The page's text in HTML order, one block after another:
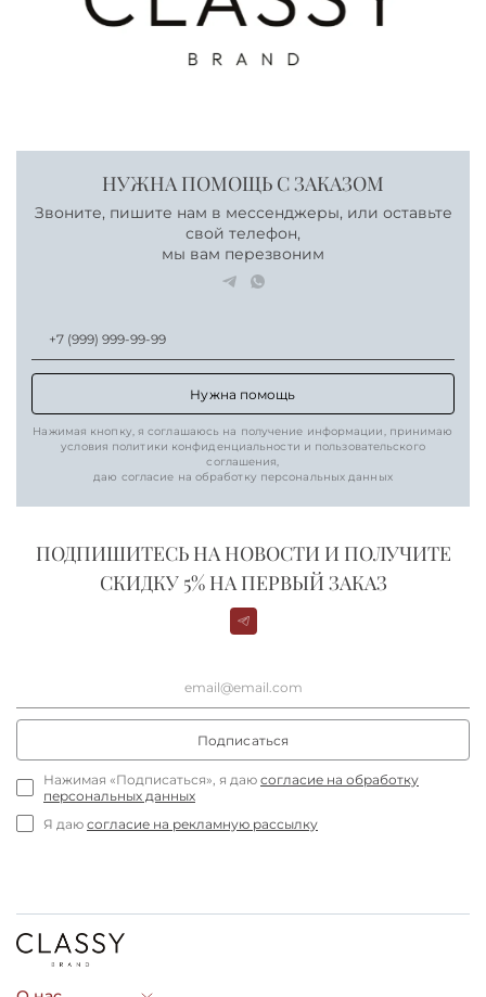
НУЖНА ПОМОЩЬ С ЗАКАЗОМ
Звоните, пишите нам в мессенджеры, или оставьте
свой телефон,
мы вам перезвоним
Нужна помощь
Нажимая кнопку, я соглашаюсь на получение информации, принимаю
условия политики конфиденциальности и пользовательского
соглашения,
даю согласие на обработку персональных данных
ПОДПИШИТЕСЬ НА НОВОСТИ И ПОЛУЧИТЕ
СКИДКУ 5% НА ПЕРВЫЙ ЗАКАЗ
Подписаться
Нажимая «Подписаться», я даю согласие на обработку
персональных данных
Я даю согласие на рекламную рассылку